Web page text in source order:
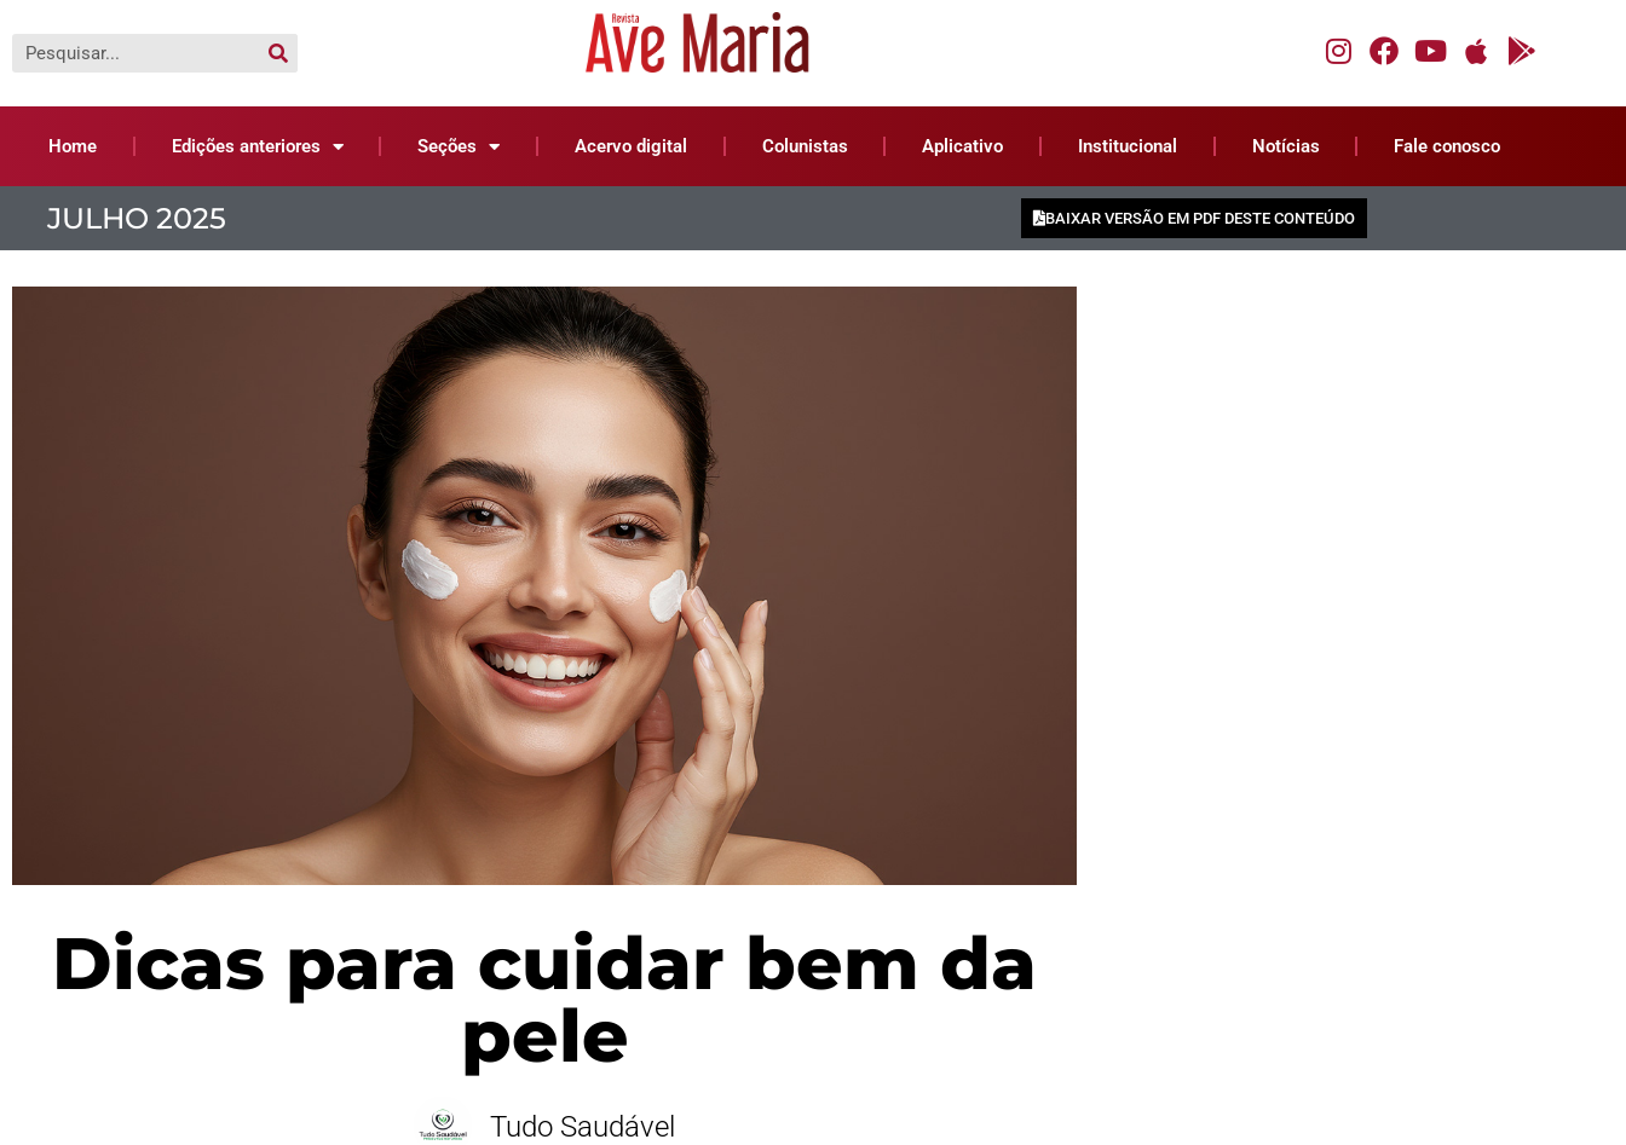
Home Edições anteriores Seções Acervo digital Colunistas Aplicativo Institucional Notícias Fale conosco
JULHO 2025 BAIXAR VERSÃO EM PDF DESTE CONTEÚDO
Dicas para cuidar bem da
pele
Tudo Saudável